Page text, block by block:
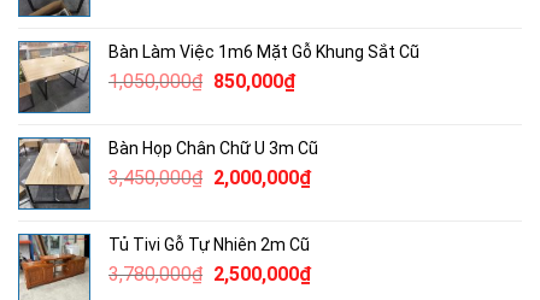
2,000,000₫.là:
Bàn Làm Việc 1m6 Mặt Gỗ Khung Sắt Cũ
1,050,000₫ Giá
1,050,000₫.
850,000₫Giá
là:
850,000₫.
Bàn Họp Chân Chữ U 3m Cũ
3,450,000₫ Giá
3,450,000₫.
2,000,000₫Giá
2,000,000₫.
Tủ Tivi Gỗ Tự Nhiên 2m Cũ
3,780,000₫ Giá
2,500,000₫Giá